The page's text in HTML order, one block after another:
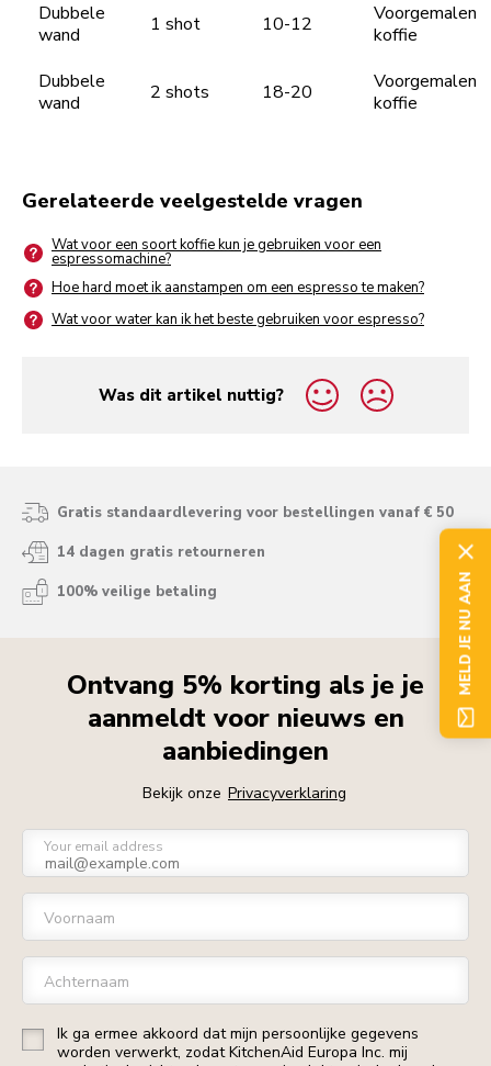
Dubbele
wand
1 shot 10-12
Voorgemalen
koffie
Dubbele
wand
2 shots 18-20
Voorgemalen
koffie
Gerelateerde veelgestelde vragen
Wat voor een soort koffie kun je gebruiken voor een
espressomachine?
Hoe hard moet ik aanstampen om een espresso te maken?
Wat voor water kan ik het beste gebruiken voor espresso?
Was dit artikel nuttig?
yes
no
Gratis standaardlevering voor bestellingen vanaf € 50
14 dagen gratis retourneren
100% veilige betaling
Ontvang 5% korting als je je
aanmeldt voor nieuws en
aanbiedingen
Bekijk onze Privacyverklaring
Your email address
Voornaam
Achternaam
Ik ga ermee akkoord dat mijn persoonlijke gegevens
worden verwerkt, zodat KitchenAid Europa Inc. mij
MELD JE NU AAN